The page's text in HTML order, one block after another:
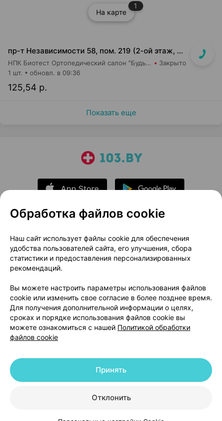
На карте
1
пр-т Независимости 58, пом. 219 (2-ой этаж, ТЦ Московско-Венский)
НПК Биотест Ортопедический салон "Будь в тонусе" Закрыто
125,54 р.
1 шт. обновл. в 09:36
Показать еще
О проекте
Новости проекта
Размещение рекламы
Медицинский маркетинг
Публичный договор
Доставка
Способы оплаты
Вакансии
Партнеры
Написать руководителю 103.by
Написать в поддержку
Персональные настройки Cookie
© 2026 ООО «Артокс Лаб», УНП 191700409 | 220012, Республика Беларусь,
+375 291212755
Обработка файлов cookie
Наш сайт использует файлы cookie для обеспечения
удобства пользователей сайта, его улучшения, сбора
статистики и предоставления персонализированных
рекомендаций.
Вы можете настроить параметры использования файлов
cookie или изменить свое согласие в более позднее время.
Для получения дополнительной информации о целях,
сроках и порядке использования файлов cookie вы
можете ознакомиться с нашей Политикой обработки
файлов cookie
Отклонить
Принять